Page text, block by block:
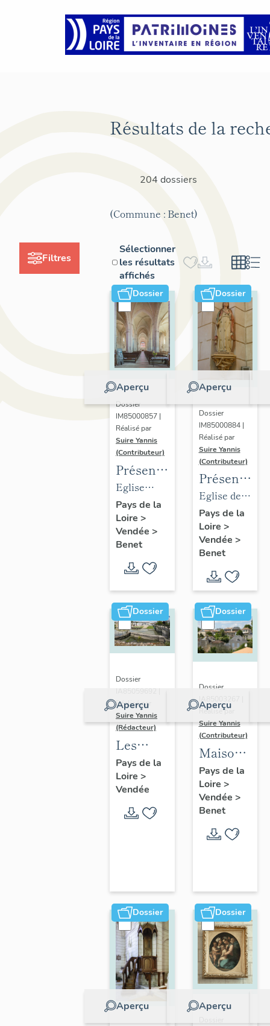
Filtres
Résultats de la
204 dossiers
(Commune : Benet)
Sélectionner
les résultats
affichés
Dossier
Aperçu
Dossier
IM85000857 |
Réalisé par
Suire Yannis
(Contributeur)
Présentation
des
objets
mobiliers
de
Sainte-
Eulalie
de Benet
Eglise
paroissiale
Sainte-
Eulalie de
Pays de la
Loire >
Vendée >
Benet
Dossier
Aperçu
Dossier
IM85000884 |
Réalisé par
Suire Yannis
(Contributeur)
des
objets
mobiliers
de
de
Sainte-
Christine
Eglise de
Sainte-
Christine,
place
Delaunay
Pays de la
Loire >
Vendée >
Benet
Dossier
Aperçu
Dossier
IA85059692 |
Réalisé par
Suire Yannis
(Rédacteur)
Les
ports
dans la
vallée de
la Sèvre
Pays de la
Loire >
Vendée
Dossier
Aperçu
Dossier
IA85003267 |
Réalisé par
Suire Yannis
(Contributeur)
Maisons,
fermes :
l'habitat
à Benet
Pays de la
Loire >
Vendée >
Benet
Dossier
Aperçu
Dossier
Aperçu